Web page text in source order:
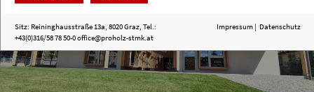
Sitz: Reininghausstraße 13a, 8020 Graz, Tel.:
+43(0)316/58 78 50-0office@proholz-stmk.at
Impressum| Datenschutz